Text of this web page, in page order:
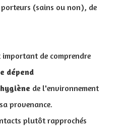
(sains ou non), de
de comprendre
dépend
de l'environnement
provenance.
plutôt rapprochés